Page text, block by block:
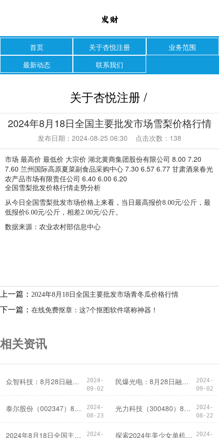
首页 关于杏悦注册
业务范围
最新动态
联系我们
关于杏悦注册 /
2024年8月18日全国主要批发市场雪梨价格行情
发布日期：2024-08-25 06:30 点击次数：138
市场 最高价 最低价 大宗价 湖北黄商集团股份有限公司 8.00 7.20
7.60 兰州国际高原夏菜副食品采购中心 7.30 6.57 6.77 甘肃酒泉春光
农产品市场有限责任公司 6.40 6.00 6.20
全国雪梨批发价格行情走势分析
从今日全国雪梨批发市场价格上来看，当日最高报价8.00元/公斤，最
低报价6.00元/公斤，相差2.00元/公斤。
数据来源：农业农村部信息中心
上一篇： 2024年8月18日全国主要批发市场青冬瓜价格行情
下一篇： 在线免费抠章：这7个抠图软件堪称神器！
相关资讯
众智科技：8月28日融资买入146.58万元，融资融券余额3540.41万元
2024-
09-02
民爆光电：8月28日融资买入30.23万元，融资融券余额3273.58万元
2024-
09-02
泰尔股份（002347）8月2日主力资金净卖出442.26万元
2024-
08-23
光力科技（300480）8月2日主力资金净卖出567.75万元
2024-
08-22
2024年8月18日全国主要批发市场青冬瓜价格行情 2024- 探索2024年美少女单机游戏的十大排行榜 2024-